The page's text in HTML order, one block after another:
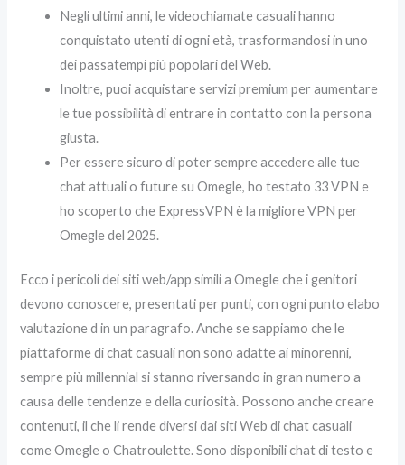
Negli ultimi anni, le videochiamate casuali hanno
conquistato utenti di ogni età, trasformandosi in uno
dei passatempi più popolari del Web.
Inoltre, puoi acquistare servizi premium per aumentare
le tue possibilità di entrare in contatto con la persona
giusta.
Per essere sicuro di poter sempre accedere alle tue
chat attuali o future su Omegle, ho testato 33 VPN e
ho scoperto che ExpressVPN è la migliore VPN per
Omegle del 2025.
Ecco i pericoli dei siti web/app simili a Omegle che i genitori
devono conoscere, presentati per punti, con ogni punto elabo
valutazione d in un paragrafo. Anche se sappiamo che le
piattaforme di chat casuali non sono adatte ai minorenni,
sempre più millennial si stanno riversando in gran numero a
causa delle tendenze e della curiosità. Possono anche creare
contenuti, il che li rende diversi dai siti Web di chat casuali
come Omegle o Chatroulette. Sono disponibili chat di testo e